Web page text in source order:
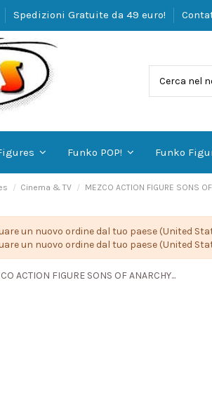
Spedizioni Gratuite da 49 euro!
Funko POP! Funko
Cinema & TV MEZCO ACTION FIGURE SONS
un nuovo ordine dal tuo paese (United
un nuovo ordine dal tuo paese (United